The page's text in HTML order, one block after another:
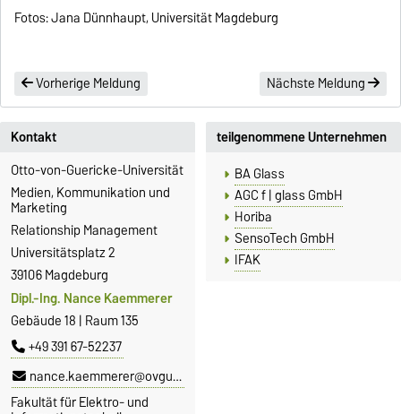
Fotos: Jana Dünnhaupt, Universität Magdeburg
Vorherige Meldung Nächste Meldung
Kontakt
Otto-von-Guericke-Universität
Medien, Kommunikation und
Marketing
Relationship Management
Universitätsplatz 2
39106 Magdeburg
Dipl.-Ing. Nance Kaemmerer
Gebäude 18 | Raum 135
+49 391 67-52237
nance.kaemmerer@ovgu.de
Fakultät für Elektro- und
teilgenommene Unternehmen
BA Glass
AGC f | glass GmbH
Horiba
SensoTech GmbH
IFAK